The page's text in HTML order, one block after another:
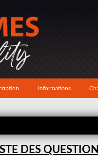
Informations
DES